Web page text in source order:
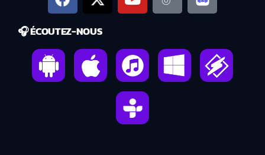
🎧 ÉCOUTEZ-NOUS